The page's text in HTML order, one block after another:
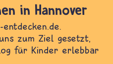
in Hannover
zum Ziel gesetzt,
für Kinder erlebbar